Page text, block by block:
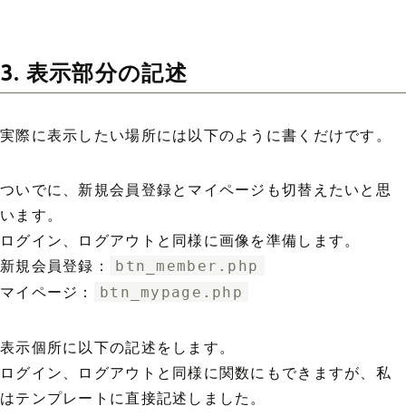
3. 表示部分の記述
実際に表示したい場所には以下のように書くだけです。
ついでに、新規会員登録とマイページも切替えたいと思
います。
ログイン、ログアウトと同様に画像を準備します。
新規会員登録：
btn_member.php
マイページ： btn_mypage.php
表示個所に以下の記述をします。
ログイン、ログアウトと同様に関数にもできますが、私
はテンプレートに直接記述しました。